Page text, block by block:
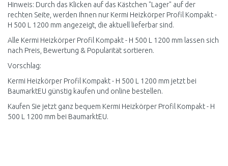
Hinweis: Durch das Klicken auf das Kästchen "Lager" auf der
rechten Seite, werden Ihnen nur Kermi Heizkörper Profil Kompakt -
H 500 L 1200 mm angezeigt, die aktuell lieferbar sind.
Alle Kermi Heizkörper Profil Kompakt - H 500 L 1200 mm lassen sich
nach Preis, Bewertung & Popularität sortieren.
Vorschlag:
Kermi Heizkörper Profil Kompakt - H 500 L 1200 mm jetzt bei
BaumarktEU günstig kaufen und online bestellen.
Kaufen Sie jetzt ganz bequem Kermi Heizkörper Profil Kompakt - H
500 L 1200 mm bei BaumarktEU.